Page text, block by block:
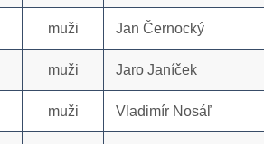
muži Jan Černocký
muži Jaro Janíček
muži Vladimír Nosáľ